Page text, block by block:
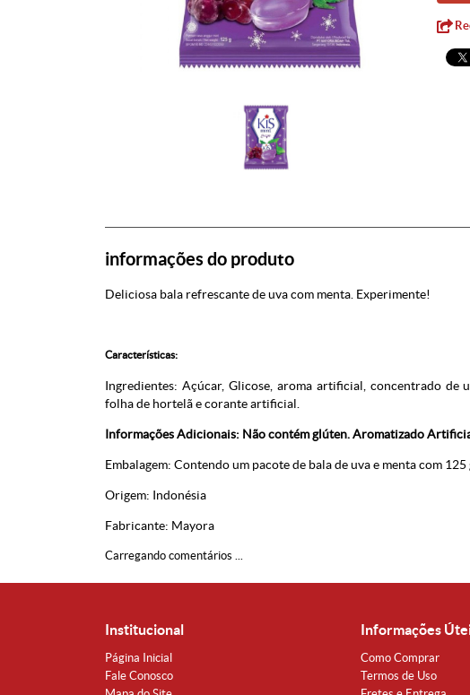
informações do produto
Deliciosa bala refrescante de uva com menta. Experimente!
Características:
Ingredientes: Açúcar, Glicose, aroma artificial, concentrado
folha de hortelã e corante artificial.
Informações Adicionais: Não contém glúten. Aromatizado
Embalagem: Contendo um pacote de bala de uva e menta com 125
Origem: Indonésia
Fabricante: Mayora
Carregando comentários ...
Institucional
Página Inicial
Fale Conosco
Informações
Como Comprar
Termos de Uso